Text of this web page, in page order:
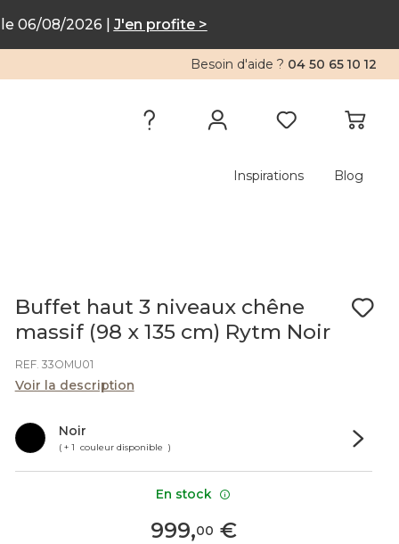
06/08/2026 | J'en profite >
Besoin d'aide ? 04 50 65 10 12
Inspirations Blog
Buffet haut 3 niveaux chêne
massif (98 x 135 cm) Rytm Noir
REF. 33OMU01
Voir la description
Noir
( + 1 couleur disponible )
999,00 €